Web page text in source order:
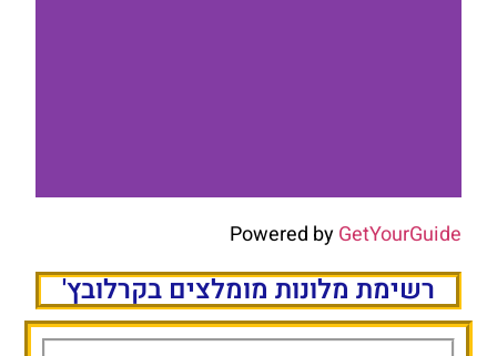
Hotel Kadoor
להזמנת חדר
במלון לחצו כאן
Powered byGetYourGuide
רשימת מלונות מומלצים בקרלובץ'